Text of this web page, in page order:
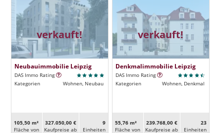
verkauft!
Neubauimmobilie Leipzig
DAS Immo Rating
Kategorien
Wohnen, Neubau
105,50 m²
Fläche von
327.050,00 €
Kaufpreise ab
9
Ein­heiten
verkauft!
Denkmalimmobilie Leipzig
DAS Immo Rating
Kategorien
Wohnen, Denkmal
55,76 m²
Fläche von
239.768,00 €
Kaufpreise ab
23
Ein­heiten